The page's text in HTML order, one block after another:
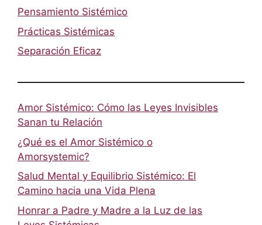
Pensamiento Sistémico
Prácticas Sistémicas
Separación Eficaz
Amor Sistémico: Cómo las Leyes Invisibles
Sanan tu Relación
¿Qué es el Amor Sistémico o
Amorsystemic?
Salud Mental y Equilibrio Sistémico: El
Camino hacia una Vida Plena
Honrar a Padre y Madre a la Luz de las